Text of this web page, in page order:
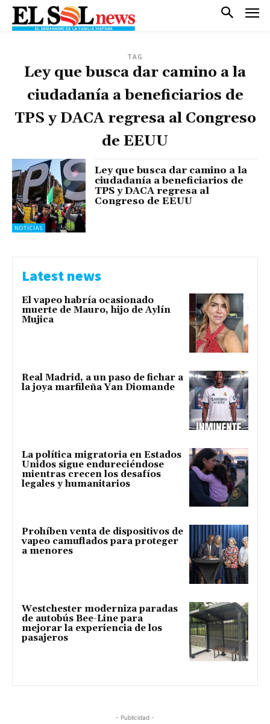
TAG
Ley que busca dar camino a la
ciudadanía a beneficiarios de
TPS y DACA regresa al Congreso
de EEUU
NOTICIAS
Ley que busca dar camino a la
ciudadanía a beneficiarios de
TPS y DACA regresa al
Congreso de EEUU
Latest news
El vapeo habría ocasionado
muerte de Mauro, hijo de Aylín
Mujica
Real Madrid, a un paso de fichar a
la joya marfileña Yan Diomande
La política migratoria en Estados
Unidos sigue endureciéndose
mientras crecen los desafíos
legales y humanitarios
Prohíben venta de dispositivos de
vapeo camuflados para proteger
a menores
Westchester moderniza paradas
de autobús Bee-Line para
mejorar la experiencia de los
pasajeros
- Publicidad -